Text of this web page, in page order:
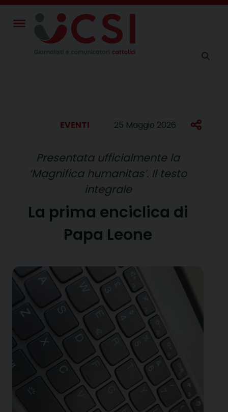
Skip
content
EVENTI 25 Maggio 2026
Presentata ufficialmente la
‘Magnifica humanitas’. Il testo
integrale
La prima enciclica di
Papa Leone